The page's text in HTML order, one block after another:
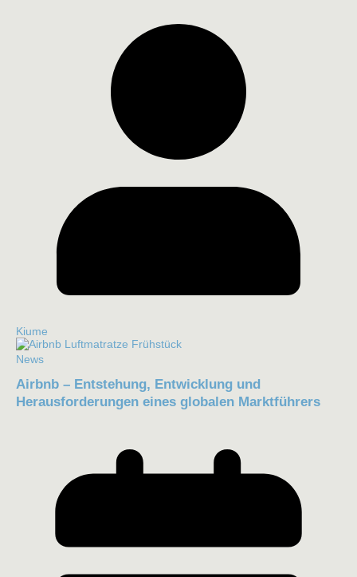
Kiume
News
Airbnb – Entstehung, Entwicklung und
Herausforderungen eines globalen Marktführers